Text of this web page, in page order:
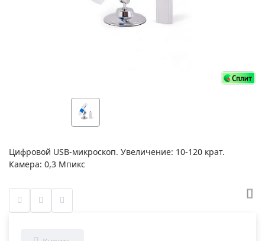
Цифровой USB-микроскоп. Увеличение: 10-120 крат.
Камера: 0,3 Мпикс